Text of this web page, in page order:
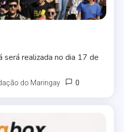
será realizada no dia 17 de
do Maringay 0